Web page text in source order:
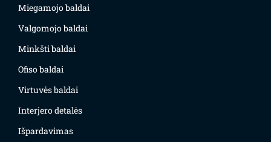
Miegamojo baldai
Valgomojo baldai
Minkšti baldai
Ofiso baldai
Virtuvės baldai
Interjero detalės
Išpardavimas